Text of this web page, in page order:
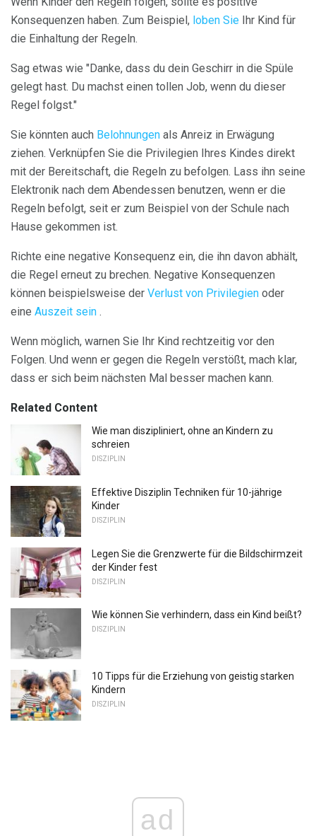
Konsequenzen haben. Zum Beispiel, loben Sie Ihr Kind für
die Einhaltung der Regeln.
Sag etwas wie "Danke, dass du dein Geschirr in die Spüle
gelegt hast. Du machst einen tollen Job, wenn du dieser
Regel folgst."
Sie könnten auch Belohnungen als Anreiz in Erwägung
ziehen. Verknüpfen Sie die Privilegien Ihres Kindes direkt
mit der Bereitschaft, die Regeln zu befolgen. Lass ihn seine
Elektronik nach dem Abendessen benutzen, wenn er die
Regeln befolgt, seit er zum Beispiel von der Schule nach
Hause gekommen ist.
Richte eine negative Konsequenz ein, die ihn davon abhält,
die Regel erneut zu brechen. Negative Konsequenzen
können beispielsweise der Verlust von Privilegien oder
eine Auszeit sein .
Wenn möglich, warnen Sie Ihr Kind rechtzeitig vor den
Folgen. Und wenn er gegen die Regeln verstößt, mach klar,
dass er sich beim nächsten Mal besser machen kann.
Related Content
Wie man diszipliniert, ohne an Kindern zu
schreien
DISZIPLIN
Effektive Disziplin Techniken für 10-jährige
Kinder
DISZIPLIN
Legen Sie die Grenzwerte für die Bildschirmzeit
der Kinder fest
DISZIPLIN
Wie können Sie verhindern, dass ein Kind beißt?
DISZIPLIN
10 Tipps für die Erziehung von geistig starken
Kindern
DISZIPLIN
ad